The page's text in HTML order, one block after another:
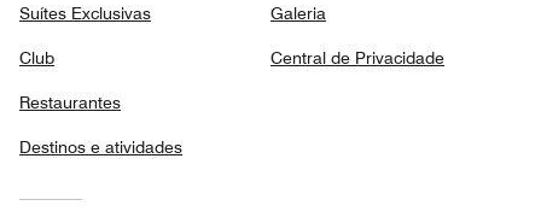
Suítes Exclusivas
Club
Restaurantes
Destinos e atividades
Galeria
Central de Privacidade